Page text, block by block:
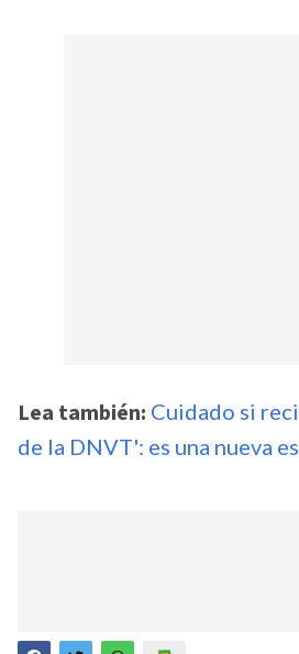
Lea también: Cuidado si
de la DNVT': es una nueva